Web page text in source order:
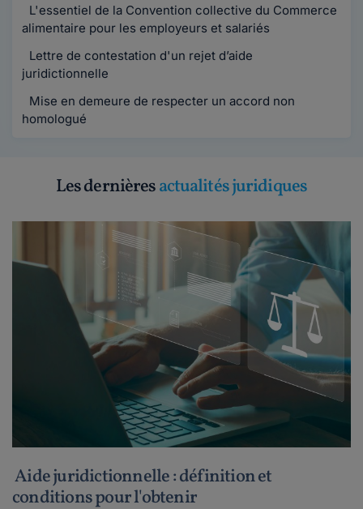
L'essentiel de la Convention collective du Commerce
alimentaire pour les employeurs et salariés
Lettre de contestation d'un rejet d’aide
juridictionnelle
Mise en demeure de respecter un accord non
homologué
Les dernièresactualités juridiques
Aide juridictionnelle : définition et
conditions pour l'obtenir